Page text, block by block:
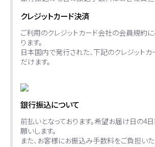
クレジットカード決済
ご利用のクレジットカード会社の会員規約
ります。
日本国内で発行された、下記のクレジット
だけます。
銀行振込について
前払いとなっております。希望お届け日の4
願いします。
また、お客様にお振込み手数料をご負担いた